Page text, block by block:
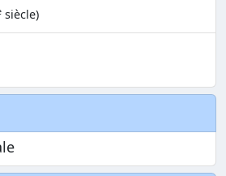
siècle)